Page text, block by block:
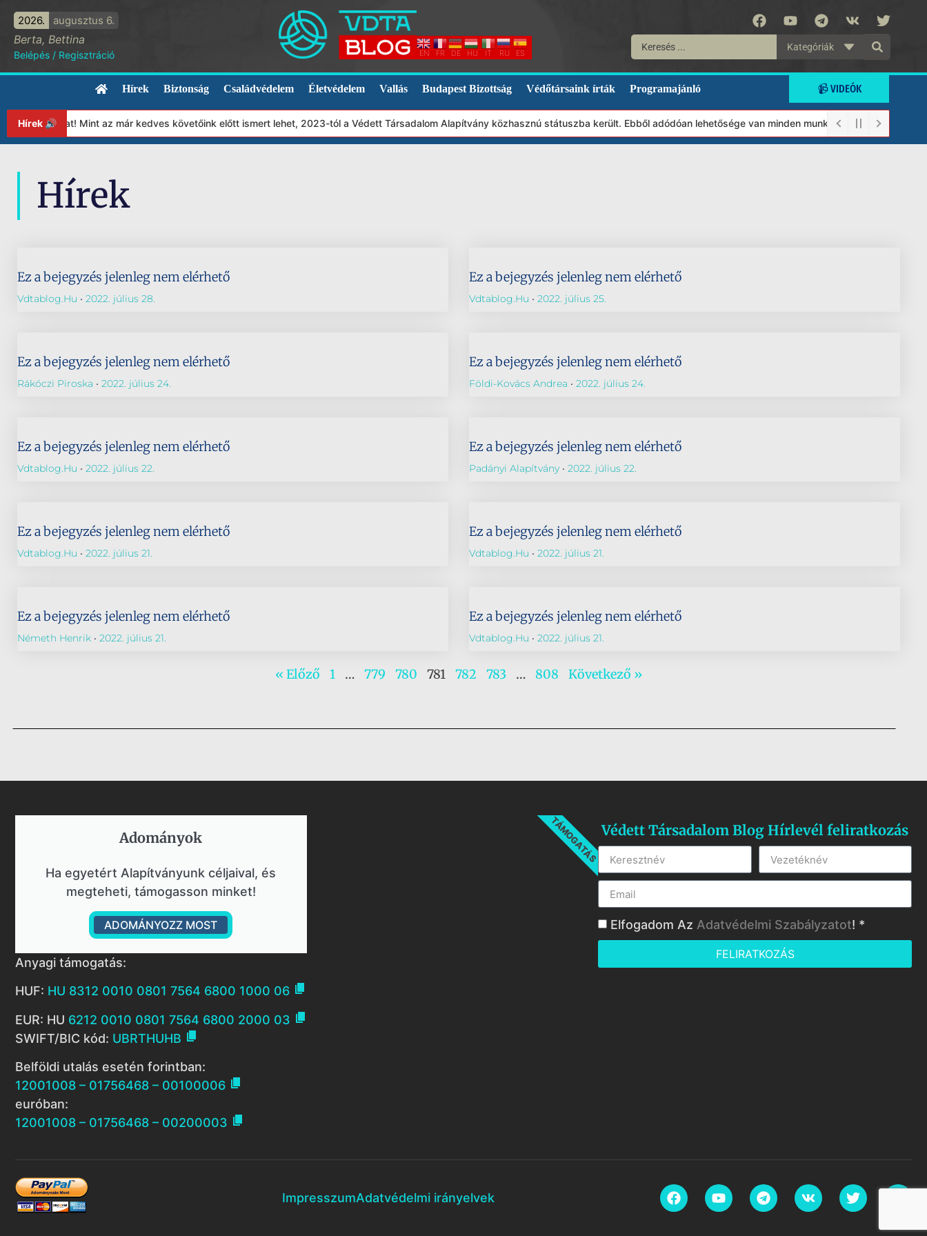
2026. augusztus 6.
Berta, Bettina
Belépés / Regisztráció EN FR DE HU IT RU ES
Kategóriák
Hírek Biztonság Családvédelem Életvédelem Vallás Budapest Bizottság Védőtársaink írták Programajánló 📹 VIDEÓK
Hírek 🔊 Mint az már kedves követőink előtt ismert lehet, 2023-tól a Védett Társadalom Alapítvány közhasznú státuszba került. Ebből adódóan lehetősége van minden munkánkat segíteni
Hírek
Ez a bejegyzés jelenleg nem elérhető
Vdtablog.hu 2022. július 28.
Ez a bejegyzés jelenleg nem elérhető
Vdtablog.hu 2022. július 25.
Ez a bejegyzés jelenleg nem elérhető
Rákóczi Piroska 2022. július 24.
Ez a bejegyzés jelenleg nem elérhető
Földi-Kovács Andrea 2022. július 24.
Ez a bejegyzés jelenleg nem elérhető
Vdtablog.hu 2022. július 22.
Ez a bejegyzés jelenleg nem elérhető
Padányi Alapítvány 2022. július 22.
Ez a bejegyzés jelenleg nem elérhető
Vdtablog.hu 2022. július 21.
Ez a bejegyzés jelenleg nem elérhető
Vdtablog.hu 2022. július 21.
Ez a bejegyzés jelenleg nem elérhető
Németh Henrik 2022. július 21.
Ez a bejegyzés jelenleg nem elérhető
Vdtablog.hu 2022. július 21.
« Előző 1 … 779 780 781 782 783 … 808 Következő »
Adományok​
Ha egyetért Alapítványunk céljaival, és
megteheti, támogasson minket!
ADOMÁNYOZZ MOST
TÁMOGATÁS
Anyagi támogatás:
HUF: HU 8312 0010 0801 7564 6800 1000 06 
EUR: HU 6212 0010 0801 7564 6800 2000 03 
SWIFT/BIC kód: UBRTHUHB 
Belföldi utalás esetén forintban:
12001008 – 01756468 – 00100006 
euróban:
12001008 – 01756468 – 00200003 
Védett Társadalom Blog Hírlevél feliratkozás
Elfogadom Az Adatvédelmi Szabályzatot! *
FELIRATKOZÁS
ImpresszumAdatvédelmi irányelvek